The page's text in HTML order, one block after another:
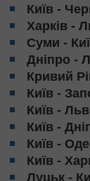
Київ -
Харків -
Суми -
Дніпро -
Кривий
Київ -
Київ -
Київ -
Київ -
Київ -
Луцьк -